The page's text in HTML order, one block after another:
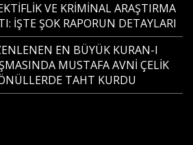
VE KRİMİNAL ARAŞTIRMA
İŞTE ŞOK RAPORUN DETAYLARI
EN BÜYÜK KURAN-I
MUSTAFA AVNİ ÇELİK
TAHT KURDU